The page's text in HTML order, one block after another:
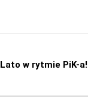
Lato w rytmie PiK-a!